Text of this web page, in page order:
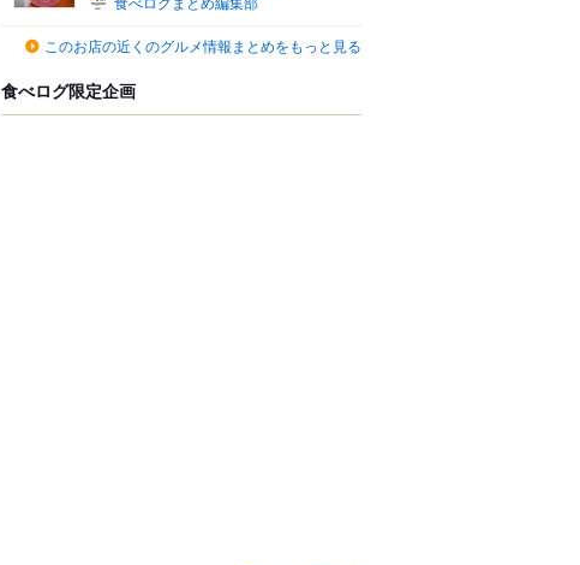
このお店の近くのグルメ情報まとめをもっと見る
食べログ限定企画